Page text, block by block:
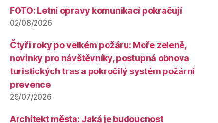
FOTO: Letní opravy komunikací pokračují
02/08/2026
Čtyři roky po velkém požáru: Moře zeleně,
novinky pro návštěvníky, postupná obnova
turistických tras a pokročilý systém požární
prevence
29/07/2026
Architekt města: Jaká je budoucnost